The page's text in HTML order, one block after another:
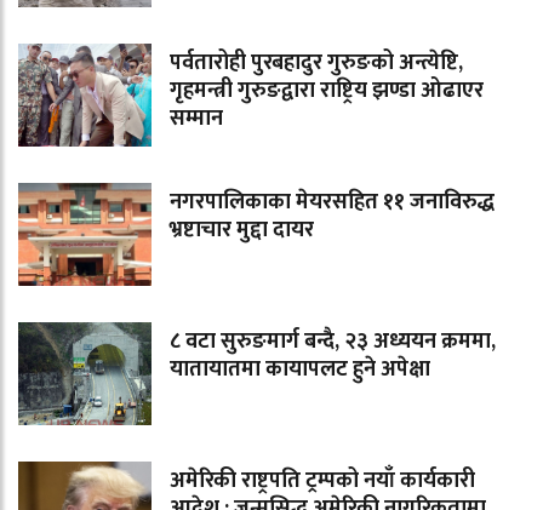
पर्वतारोही पुरबहादुर गुरुङको अन्त्येष्टि,
गृहमन्त्री गुरुङद्वारा राष्ट्रिय झण्डा ओढाएर
सम्मान
नगरपालिकाका मेयरसहित ११ जनाविरुद्ध
भ्रष्टाचार मुद्दा दायर
८ वटा सुरुङमार्ग बन्दै, २३ अध्ययन क्रममा,
यातायातमा कायापलट हुने अपेक्षा
अमेरिकी राष्ट्रपति ट्रम्पको नयाँ कार्यकारी